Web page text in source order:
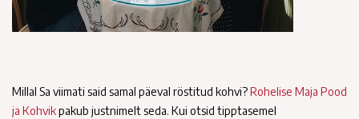
Millal Sa viimati said samal päeval röstitud kohvi?Rohelise Maja Pood
ja Kohvikpakub justnimelt seda. Kui otsid tipptasemel